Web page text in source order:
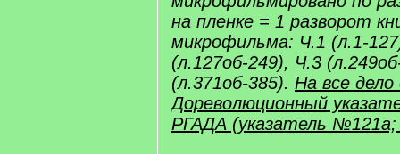
на пленке = 1 разворот
микрофильма: Ч.1 (л.1-
(л.127об-249), Ч.3
(л.371об-385). На все
Дореволюционный
РГАДА (указатель №121а;